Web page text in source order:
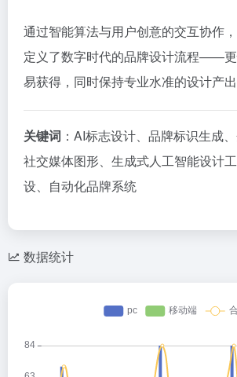
通过智能算法与用户创意的交互协作
定义了数字时代的品牌设计流程——
易获得，同时保持专业水准的设计产出
关键词 ：AI标志设计、品牌标识生成、
社交媒体图形、生成式人工智能设计
设、自动化品牌系统
数据统计